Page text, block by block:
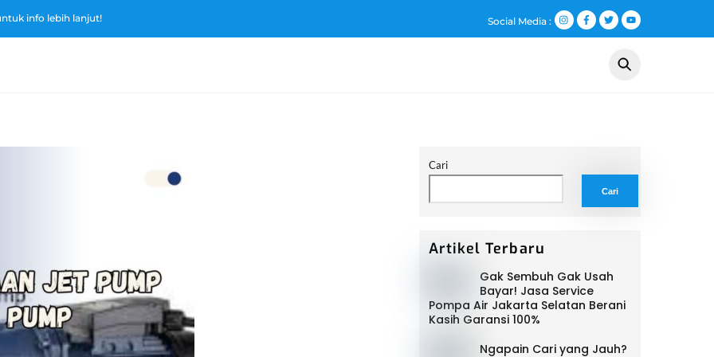
info lebih lanjut! Social Media :
Cari
Cari
Artikel Terbaru
Gak Sembuh Gak Usah
Bayar! Jasa Service
Pompa Air Jakarta Selatan Berani
Kasih Garansi 100%
Ngapain Cari yang Jauh?